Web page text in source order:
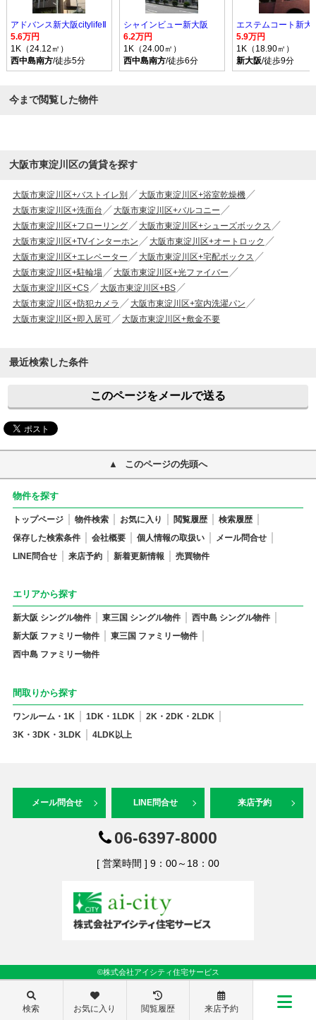
アドバンス新大阪citylifeⅡ
5.6万円
1K（24.12㎡）
西中島南方/徒歩5分
シャインビュー新大阪
6.2万円
1K（24.00㎡）
西中島南方/徒歩6分
5.9万円
1K（18.90㎡）
新大阪/徒歩9分
今まで閲覧した物件
大阪市東淀川区の賃貸を探す
大阪市東淀川区+バストイレ別
大阪市東淀川区+浴室乾燥機
大阪市東淀川区+洗面台
大阪市東淀川区+バルコニー
大阪市東淀川区+フローリング
大阪市東淀川区+シューズボックス
大阪市東淀川区+TVインターホン
大阪市東淀川区+オートロック
大阪市東淀川区+エレベーター
大阪市東淀川区+宅配ボックス
大阪市東淀川区+駐輪場
大阪市東淀川区+光ファイバー
大阪市東淀川区+CS
大阪市東淀川区+BS
大阪市東淀川区+防犯カメラ
大阪市東淀川区+室内洗濯パン
大阪市東淀川区+即入居可
大阪市東淀川区+敷金不要
最近検索した条件
このページをメールで送る
このページの先頭へ
物件を探す
トップページ 物件検索 お気に入り 閲覧履歴
検索履歴
保存した検索条件
会社概要 個人情報の取扱い
メール問合せ
LINE問合せ
来店予約 新着更新情報 売買物件
エリアから探す
新大阪 シングル物件 東三国 シングル物件
西中島 シングル物件
新大阪 ファミリー物件
東三国 ファミリー物件
西中島 ファミリー物件
間取りから探す
ワンルーム・1K 1DK・1LDK
2K・2DK・2LDK
3K・3DK・3LDK
4LDK以上
メール問合せ LINE問合せ 来店予約
06-6397-8000
[ 営業時間 ] 9：00～18：00
©株式会社アイシティ住宅サービス
検索 お気に入り 閲覧履歴 来店予約